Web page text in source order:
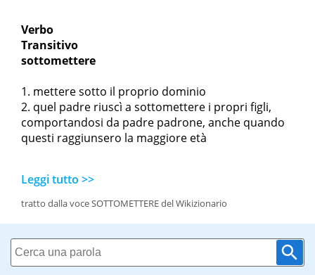
Verbo
Transitivo
sottomettere
mettere sotto il proprio dominio
quel padre riuscì a sottomettere i propri figli,
comportandosi da padre padrone, anche quando
questi raggiunsero la maggiore età
Leggi tutto >>
tratto dalla voce SOTTOMETTERE del Wikizionario